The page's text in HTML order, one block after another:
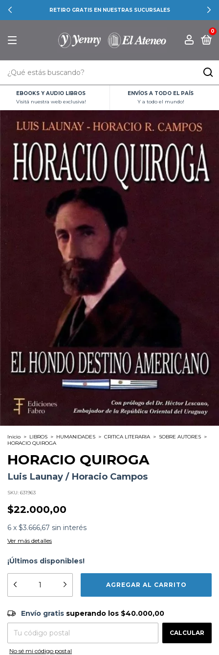
RETIRO GRATIS EN NUESTRAS SUCURSALES
0
EBOOKS Y AUDIO LIBROS
Visitá nuestra web exclusiva!
ENVÍOS A TODO EL PAÍS
Y a todo el mundo!
Inicio > LIBROS > HUMANIDADES > CRITICA LITERARIA > SOBRE AUTORES >
HORACIO QUIROGA
HORACIO QUIROGA
Luis Launay / Horacio Campos
SKU: 631963
$22.000,00
6 x $3.666,67 sin interés
Ver más detalles
¡Últimos disponibles!
Envío gratis $40.000,00
Entregas para el CP: CAMBIAR CP
Envío gratis superando los $40.000,00
CALCULAR
No sé mi código postal
Subtítulo:
El hondo destino americano
Editorial:Fabro
Idioma:Español
ISBN:9789877130973
Páginas:
Dimensiones:22.5 x 15.5 cm
Fecha Publicación:06/2017